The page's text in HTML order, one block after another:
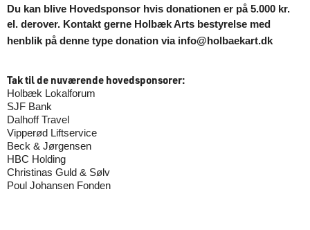
Du kan blive Hovedsponsor hvis donationen er på 5.000 kr.
el. derover. Kontakt gerne Holbæk Arts bestyrelse med
henblik på denne type donation via info@holbaekart.dk
Tak til de nuværende hovedsponsorer:
Holbæk Lokalforum
SJF Bank
Dalhoff Travel
Vipperød Liftservice
Beck & Jørgensen
HBC Holding
Christinas Guld & Sølv
Poul Johansen Fonden